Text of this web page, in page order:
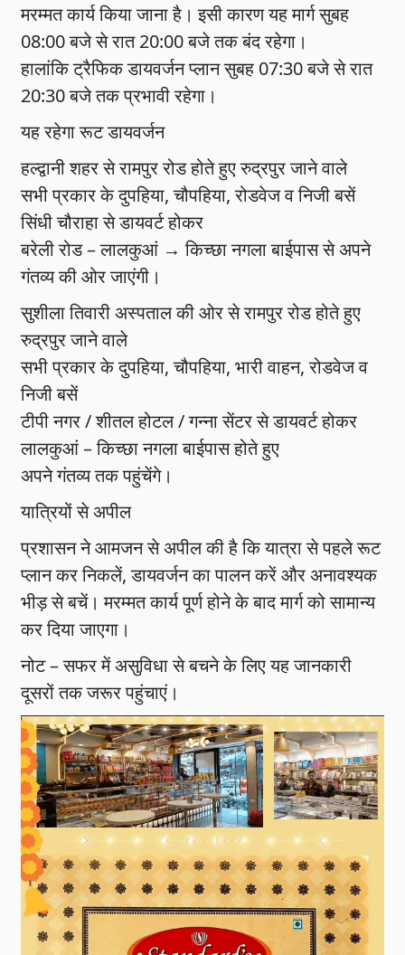
मरम्मत कार्य किया जाना है। इसी कारण यह मार्ग सुबह
08:00 बजे से रात 20:00 बजे तक बंद रहेगा।
हालांकि ट्रैफिक डायवर्जन प्लान सुबह 07:30 बजे से रात
20:30 बजे तक प्रभावी रहेगा।
यह रहेगा रूट डायवर्जन
हल्द्वानी शहर से रामपुर रोड होते हुए रुद्रपुर जाने वाले
सभी प्रकार के दुपहिया, चौपहिया, रोडवेज व निजी बसें
सिंधी चौराहा से डायवर्ट होकर
बरेली रोड – लालकुआं → किच्छा नगला बाईपास से अपने
गंतव्य की ओर जाएंगी।
सुशीला तिवारी अस्पताल की ओर से रामपुर रोड होते हुए
रुद्रपुर जाने वाले
सभी प्रकार के दुपहिया, चौपहिया, भारी वाहन, रोडवेज व
निजी बसें
टीपी नगर / शीतल होटल / गन्ना सेंटर से डायवर्ट होकर
लालकुआं – किच्छा नगला बाईपास होते हुए
अपने गंतव्य तक पहुंचेंगे।
यात्रियों से अपील
प्रशासन ने आमजन से अपील की है कि यात्रा से पहले रूट
प्लान कर निकलें, डायवर्जन का पालन करें और अनावश्यक
भीड़ से बचें। मरम्मत कार्य पूर्ण होने के बाद मार्ग को सामान्य
कर दिया जाएगा।
नोट – सफर में असुविधा से बचने के लिए यह जानकारी
दूसरों तक जरूर पहुंचाएं।